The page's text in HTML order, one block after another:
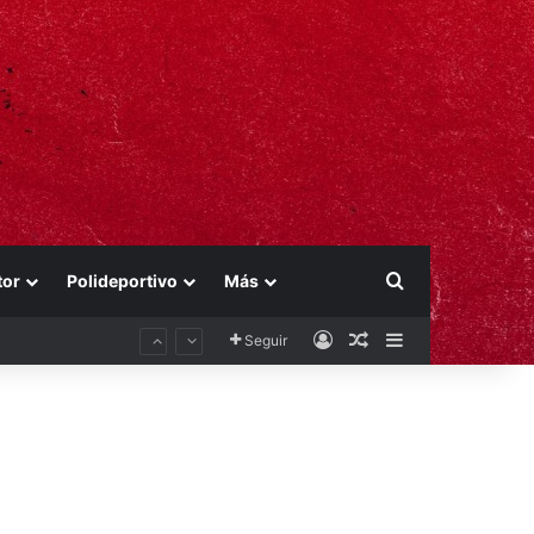
Polideportivo Más Buscar por
Seguir AccesoPublicación al
Barra lateral